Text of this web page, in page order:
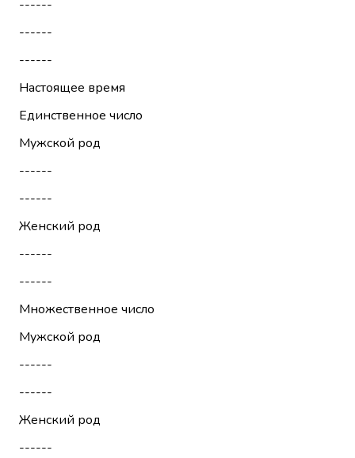
------
------
------
Настоящее время
Единственное число
Мужской род
------
------
Женский род
------
------
Множественное число
Мужской род
------
------
Женский род
------